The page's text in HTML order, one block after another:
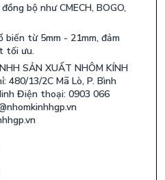
bộ như CMECH, BOGO,
biến từ 5mm - 21mm, đảm
tối ưu.
SẢN XUẤT NHÔM KÍNH
480/13/2C Mã Lò, P. Bình
Điện thoại: 0903 066